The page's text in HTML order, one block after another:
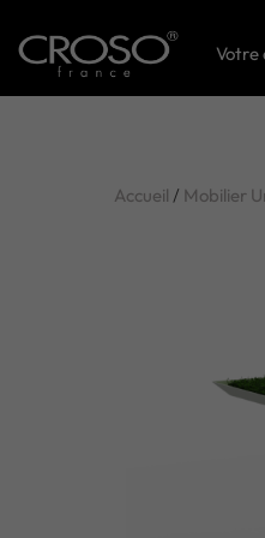
Votre
Accueil / Mobilier